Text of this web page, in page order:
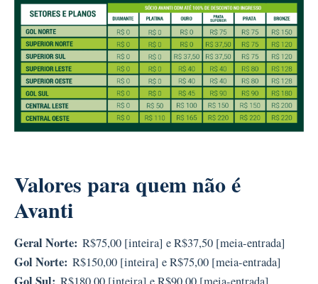
Valores para quem não é
Avanti
Geral Norte: R$75,00 [inteira] e R$37,50 [meia-entrada]
Gol Norte: R$150,00 [inteira] e R$75,00 [meia-entrada]